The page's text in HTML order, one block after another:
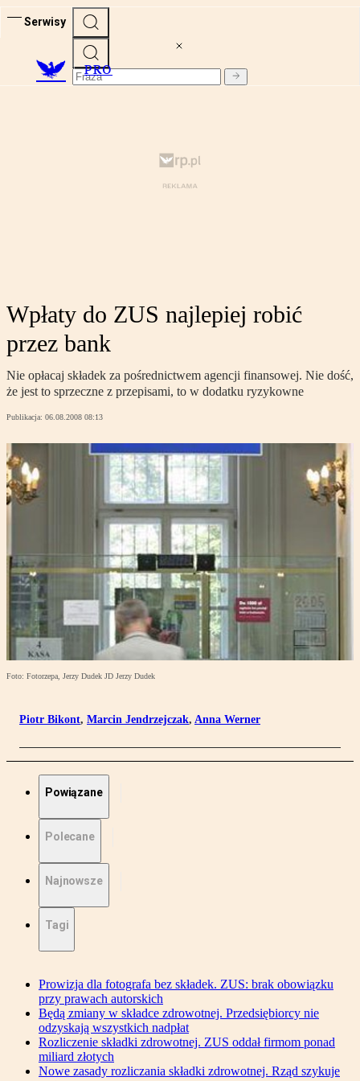
Serwisy
PRO
Wpłaty do ZUS najlepiej robić
przez bank
Nie opłacaj składek za pośrednictwem agencji finansowej. Nie dość,
że jest to sprzeczne z przepisami, to w dodatku ryzykowne
Publikacja: 06.08.2008 08:13
Foto: Fotorzepa, Jerzy Dudek JD Jerzy Dudek
Piotr Bikont, Marcin Jendrzejczak, Anna Werner
Powiązane
Polecane
Najnowsze
Tagi
Prowizja dla fotografa bez składek. ZUS: brak obowiązku
przy prawach autorskich
Będą zmiany w składce zdrowotnej. Przedsiębiorcy nie
odzyskają wszystkich nadpłat
Rozliczenie składki zdrowotnej. ZUS oddał firmom ponad
miliard złotych
Nowe zasady rozliczania składki zdrowotnej. Rząd szykuje